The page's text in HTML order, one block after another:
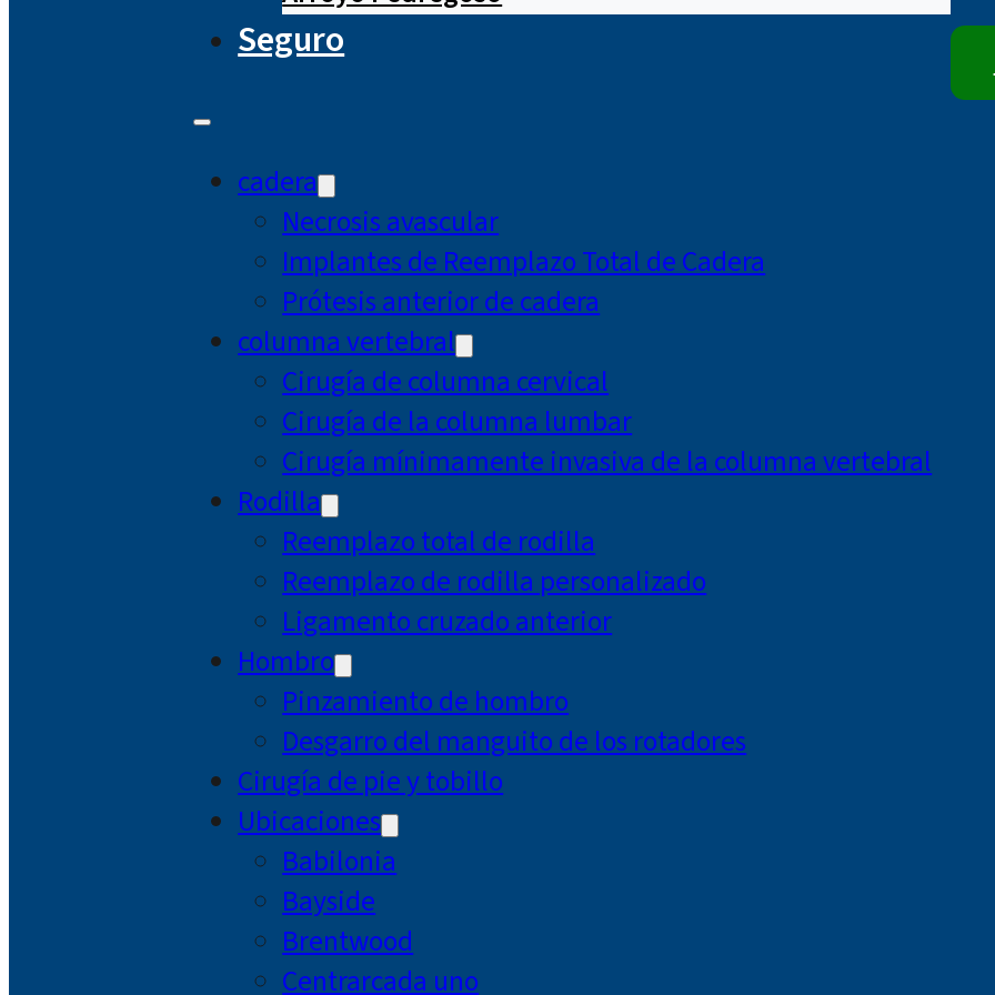
Seguro
cadera
Necrosis avascular
Implantes de Reemplazo Total de Cadera
Prótesis anterior de cadera
columna vertebral
Cirugía de columna cervical
Cirugía de la columna lumbar
Cirugía mínimamente invasiva de la columna vertebral
Rodilla
Reemplazo total de rodilla
Reemplazo de rodilla personalizado
Ligamento cruzado anterior
Hombro
Pinzamiento de hombro
Desgarro del manguito de los rotadores
Cirugía de pie y tobillo
Ubicaciones
Babilonia
Bayside
Brentwood
Centrarcada uno